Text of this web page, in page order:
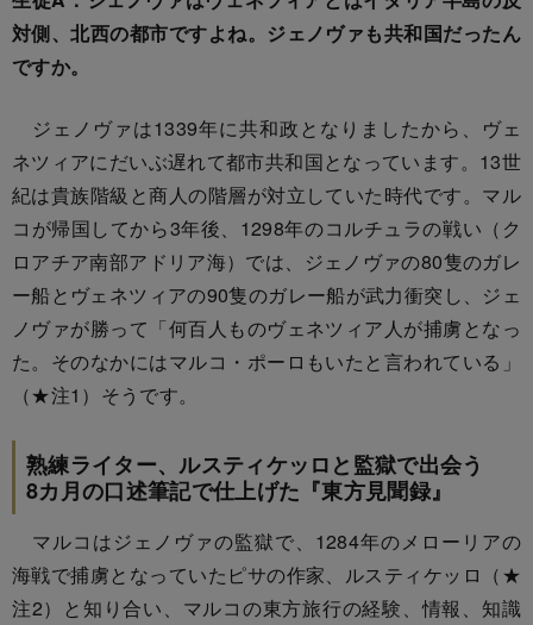
対側、北西の都市ですよね。ジェノヴァも共和国だったん
ですか。
ジェノヴァは1339年に共和政となりましたから、ヴェ
ネツィアにだいぶ遅れて都市共和国となっています。13世
紀は貴族階級と商人の階層が対立していた時代です。マル
コが帰国してから3年後、1298年のコルチュラの戦い（ク
ロアチア南部アドリア海）では、ジェノヴァの80隻のガレ
ー船とヴェネツィアの90隻のガレー船が武力衝突し、ジェ
ノヴァが勝って「何百人ものヴェネツィア人が捕虜となっ
た。そのなかにはマルコ・ポーロもいたと言われている」
（★注1）そうです。
熟練ライター、ルスティケッロと監獄で出会う
8カ月の口述筆記で仕上げた『東方見聞録』
マルコはジェノヴァの監獄で、1284年のメローリアの
海戦で捕虜となっていたピサの作家、ルスティケッロ（★
注2）と知り合い、マルコの東方旅行の経験、情報、知識